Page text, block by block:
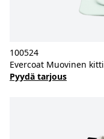
100524
Evercoat Muovinen
Pyydä tarjous